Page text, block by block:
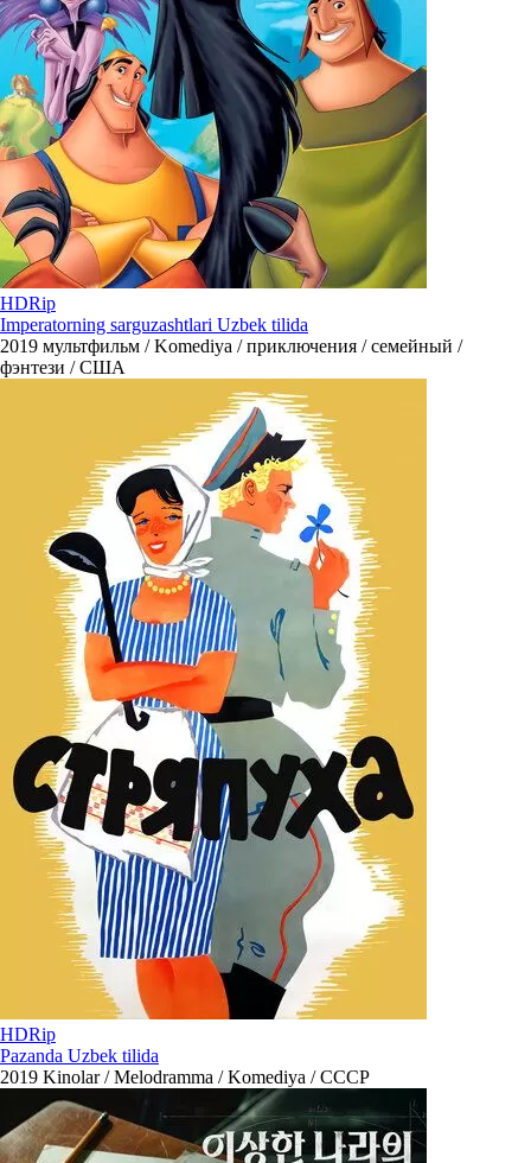
HDRip
Imperatorning sarguzashtlari Uzbek tilida
2019 мультфильм / Komediya / приключения / семейный /
фэнтези / США
HDRip
Pazanda Uzbek tilida
2019 Kinolar / Melodramma / Komediya / СССР